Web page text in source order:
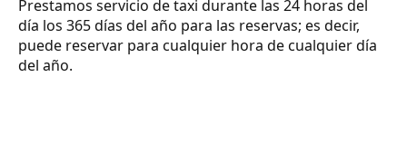
Prestamos servicio de taxi durante las 24 horas del
día los 365 días del año para las reservas; es decir,
puede reservar para cualquier hora de cualquier día
del año.